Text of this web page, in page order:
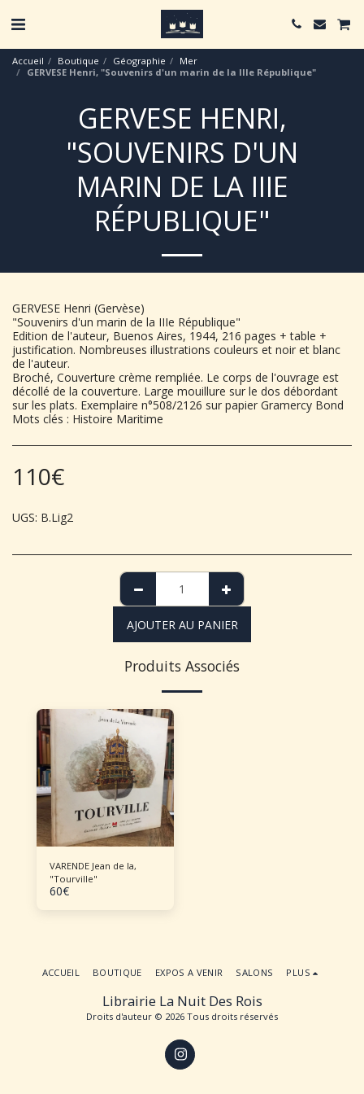
Accueil Boutique Géographie
Mer
GERVESE Henri, "Souvenirs d'un marin de la IIIe République"
GERVESE HENRI,
"SOUVENIRS D'UN
MARIN DE LA IIIE
RÉPUBLIQUE"
GERVESE Henri (Gervèse)
"Souvenirs d'un marin de la IIIe République"
Edition de l'auteur, Buenos Aires, 1944, 216 pages + table +
justification. Nombreuses illustrations couleurs et noir et blanc
de l'auteur.
Broché, Couverture crème rempliée. Le corps de l'ouvrage est
décollé de la couverture. Large mouillure sur le dos débordant
sur les plats. Exemplaire n°508/2126 sur papier Gramercy Bond
Mots clés : Histoire Maritime
110€
UGS: B.Lig2
AJOUTER AU PANIER
Produits Associés
VARENDE Jean de la,
"Tourville"
60€
Librairie La Nuit Des Rois
Droits d'auteur © 2026 Tous droits réservés
ACCUEIL BOUTIQUE EXPOS A VENIR SALONS PLUS